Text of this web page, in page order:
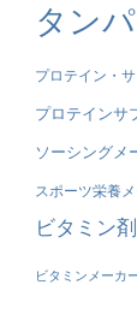
タン
プロテイン・
プロテインサ
ソーシングメ
スポーツ栄養
ビタミン
ビタミンメーカ